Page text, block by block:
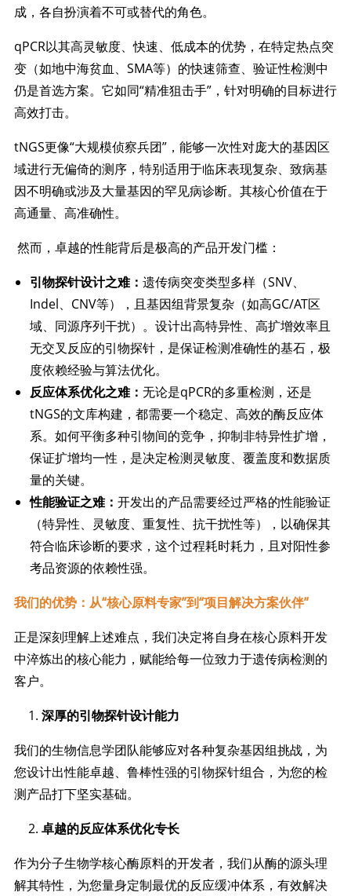
成，各自扮演着不可或替代的角色。
qPCR以其高灵敏度、快速、低成本的优势，在特定热点突
变（如地中海贫血、SMA等）的快速筛查、验证性检测中
仍是首选方案。它如同“精准狙击手”，针对明确的目标进行
高效打击。
tNGS更像“大规模侦察兵团”，能够一次性对庞大的基因区
域进行无偏倚的测序，特别适用于临床表现复杂、致病基
因不明确或涉及大量基因的罕见病诊断。其核心价值在于
高通量、高准确性。
然而，卓越的性能背后是极高的产品开发门槛：
引物探针设计之难： 遗传病突变类型多样（SNV、
Indel、CNV等），且基因组背景复杂（如高GC/AT区
域、同源序列干扰）。设计出高特异性、高扩增效率且
无交叉反应的引物探针，是保证检测准确性的基石，极
度依赖经验与算法优化。
反应体系优化之难： 无论是qPCR的多重检测，还是
tNGS的文库构建，都需要一个稳定、高效的酶反应体
系。如何平衡多种引物间的竞争，抑制非特异性扩增，
保证扩增均一性，是决定检测灵敏度、覆盖度和数据质
量的关键。
性能验证之难： 开发出的产品需要经过严格的性能验证
（特异性、灵敏度、重复性、抗干扰性等），以确保其
符合临床诊断的要求，这个过程耗时耗力，且对阳性参
考品资源的依赖性强。
我们的优势：从“核心原料专家”到“项目解决方案伙伴”
正是深刻理解上述难点，我们决定将自身在核心原料开发
中淬炼出的核心能力，赋能给每一位致力于遗传病检测的
客户。
深厚的引物探针设计能力
我们的生物信息学团队能够应对各种复杂基因组挑战，为
您设计出性能卓越、鲁棒性强的引物探针组合，为您的检
测产品打下坚实基础。
卓越的反应体系优化专长
作为分子生物学核心酶原料的开发者，我们从酶的源头理
解其特性，为您量身定制最优的反应缓冲体系，有效解决